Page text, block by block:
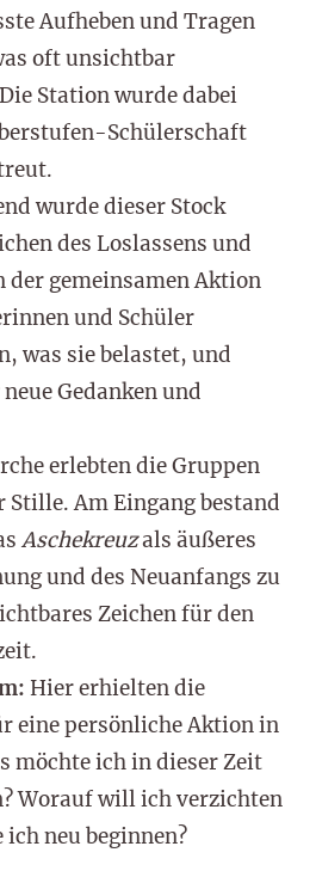
Aufheben und Tragen
oft unsichtbar
Station wurde dabei
Schülerschaft
wurde dieser Stock
des Loslassens und
der gemeinsamen Aktion
und Schüler
was sie belastet, und
Gedanken und
erlebten die Gruppen
Stille. Am Eingang bestand
Aschekreuzals äußeres
und des Neuanfangs zu
Zeichen für den
Hier erhielten die
eine persönliche Aktion in
möchte ich in dieser Zeit
Worauf will ich verzichten
neu beginnen?